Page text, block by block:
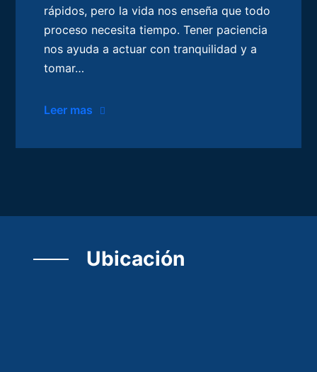
rápidos, pero la vida nos enseña que todo
proceso necesita tiempo. Tener paciencia
nos ayuda a actuar con tranquilidad y a
tomar…
Leer mas
Ubicación